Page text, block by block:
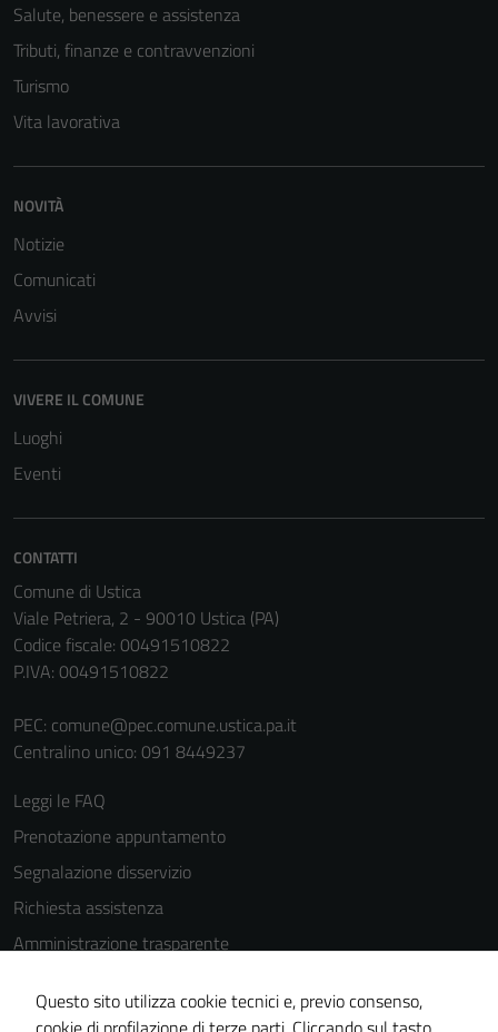
Salute, benessere e assistenza
Tributi, finanze e contravvenzioni
Turismo
Vita lavorativa
NOVITÀ
Notizie
Comunicati
Avvisi
VIVERE IL COMUNE
Luoghi
Eventi
CONTATTI
Comune di Ustica
Viale Petriera, 2 - 90010 Ustica (PA)
Codice fiscale: 00491510822
P.IVA: 00491510822
PEC: comune@pec.comune.ustica.pa.it
Centralino unico: 091 8449237
Leggi le FAQ
Prenotazione appuntamento
Segnalazione disservizio
Richiesta assistenza
Amministrazione trasparente
Cookie Policy
Questo sito utilizza cookie tecnici e, previo consenso,
Questi cookie
sono necessari